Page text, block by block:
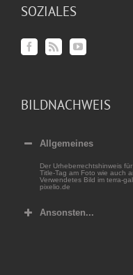
SOZIALES
BILDNACHWEIS
Allgemeines
Der Urheberrechtshinweis
Title-Tag am Foto wie auch
Verwendetes Bild im terra-
pixelio.de
Ansonsten...